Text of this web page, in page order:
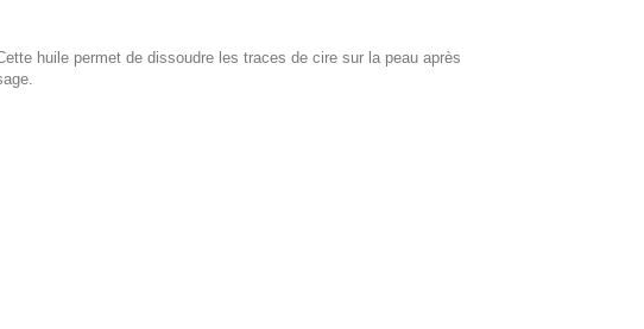
huile permet de dissoudre les traces de cire sur la peau après